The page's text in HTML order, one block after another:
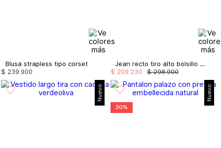
Blusa strapless tipo corset
$ 239 900
Jean recto tiro alto bolsillo en crochet
$ 298.900
$ 209 230
Nuevo Nuevo
30%